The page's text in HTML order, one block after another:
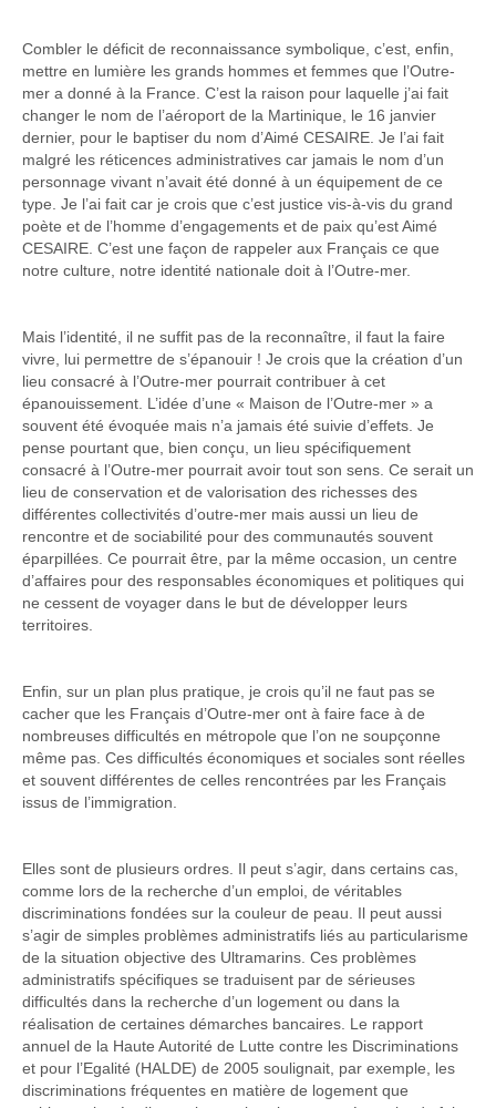
Combler le déficit de reconnaissance symbolique, c’est, enfin,
mettre en lumière les grands hommes et femmes que l’Outre-
mer a donné à la France. C’est la raison pour laquelle j’ai fait
changer le nom de l’aéroport de la Martinique, le 16 janvier
dernier, pour le baptiser du nom d’Aimé CESAIRE. Je l’ai fait
malgré les réticences administratives car jamais le nom d’un
personnage vivant n’avait été donné à un équipement de ce
type. Je l’ai fait car je crois que c’est justice vis-à-vis du grand
poète et de l’homme d’engagements et de paix qu’est Aimé
CESAIRE. C’est une façon de rappeler aux Français ce que
notre culture, notre identité nationale doit à l’Outre-mer.
Mais l’identité, il ne suffit pas de la reconnaître, il faut la faire
vivre, lui permettre de s’épanouir ! Je crois que la création d’un
lieu consacré à l’Outre-mer pourrait contribuer à cet
épanouissement. L’idée d’une « Maison de l’Outre-mer » a
souvent été évoquée mais n’a jamais été suivie d’effets. Je
pense pourtant que, bien conçu, un lieu spécifiquement
consacré à l’Outre-mer pourrait avoir tout son sens. Ce serait un
lieu de conservation et de valorisation des richesses des
différentes collectivités d’outre-mer mais aussi un lieu de
rencontre et de sociabilité pour des communautés souvent
éparpillées. Ce pourrait être, par la même occasion, un centre
d’affaires pour des responsables économiques et politiques qui
ne cessent de voyager dans le but de développer leurs
territoires.
Enfin, sur un plan plus pratique, je crois qu’il ne faut pas se
cacher que les Français d’Outre-mer ont à faire face à de
nombreuses difficultés en métropole que l’on ne soupçonne
même pas. Ces difficultés économiques et sociales sont réelles
et souvent différentes de celles rencontrées par les Français
issus de l’immigration.
Elles sont de plusieurs ordres. Il peut s’agir, dans certains cas,
comme lors de la recherche d’un emploi, de véritables
discriminations fondées sur la couleur de peau. Il peut aussi
s’agir de simples problèmes administratifs liés au particularisme
de la situation objective des Ultramarins. Ces problèmes
administratifs spécifiques se traduisent par de sérieuses
difficultés dans la recherche d’un logement ou dans la
réalisation de certaines démarches bancaires. Le rapport
annuel de la Haute Autorité de Lutte contre les Discriminations
et pour l’Egalité (HALDE) de 2005 soulignait, par exemple, les
discriminations fréquentes en matière de logement que